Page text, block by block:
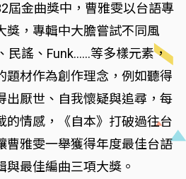
屆金曲獎中，曹雅雯以台語專
獎，專輯中大膽嘗試不同風
民謠、Funk……等多樣元素，
題材作為創作理念，例如聽得
出厭世、自我懷疑與追尋，每
的情感，《自本》打破過往台
曹雅雯一舉獲得年度最佳台語
最佳編曲三項大獎。